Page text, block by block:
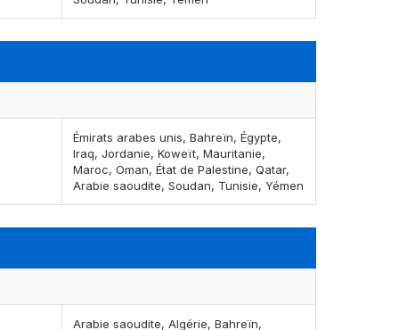
Émirats arabes unis, Bahreïn, Égypte,
Iraq, Jordanie, Koweït, Mauritanie,
Maroc, Oman, État de Palestine, Qatar,
Arabie saoudite, Soudan, Tunisie, Yémen
Arabie saoudite, Algérie, Bahreïn,